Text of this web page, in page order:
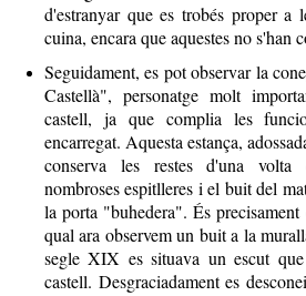
d'estranyar que es trobés proper a
cuina, encara que aquestes no s'han
Seguidament, es pot observar la
Castellà", personatge molt
castell, ja que complia les
encarregat. Aquesta estança,
conserva les restes d'una
nombroses espitlleres i el buit del
la porta "buhedera". És precisament
qual ara observem un buit a la
segle XIX es situava un escut
castell. Desgraciadament es